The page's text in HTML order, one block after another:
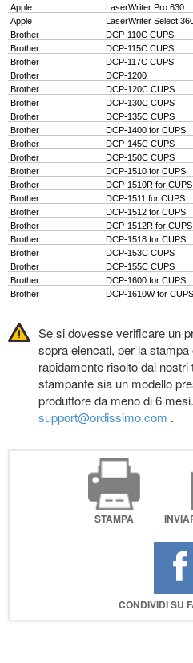
Se si dovesse verificare un
sopra elencati, per la
rapidamente risolto dai
stampante sia un modello
produttore da meno di 6
support@ordissimo.com .
STAMPA
CONDIVIDI SU